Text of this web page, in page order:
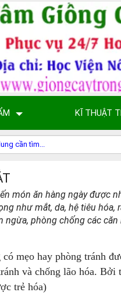
KĨ THUẬT
món ăn hàng ngày được
như mắt, da, hệ tiêu
phòng chống các
mẹo hay phòng tránh
và chống lão hóa. Bởi
trẻ hóa)